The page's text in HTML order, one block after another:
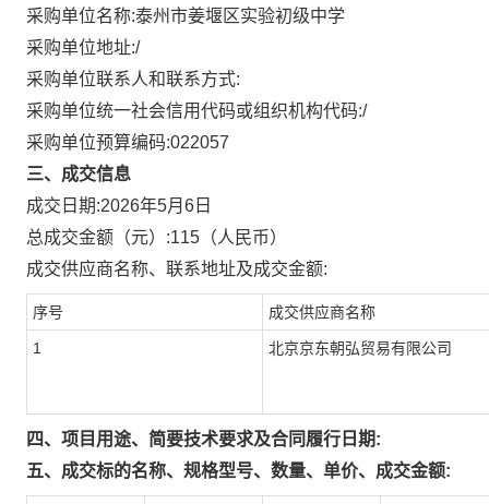
采购单位名称:泰州市姜堰区实验初级中学
采购单位地址:/
采购单位联系人和联系方式:
采购单位统一社会信用代码或组织机构代码:/
采购单位预算编码:022057
三、成交信息
成交日期:2026年5月6日
总成交金额（元）:115 （人民币）
成交供应商名称、联系地址及成交金额:
序号 成交供应商名称
1 北京京东朝弘贸易有限公司
四、项目用途、简要技术要求及合同履行日期:
五、成交标的名称、规格型号、数量、单价、成交金额: